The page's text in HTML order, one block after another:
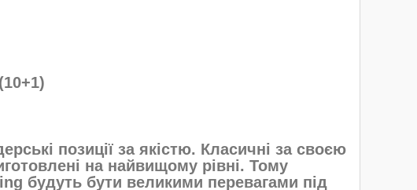
позиції за якістю. Класичні за своєю
на найвищому рівні. Тому
будуть бути великими перевагами під